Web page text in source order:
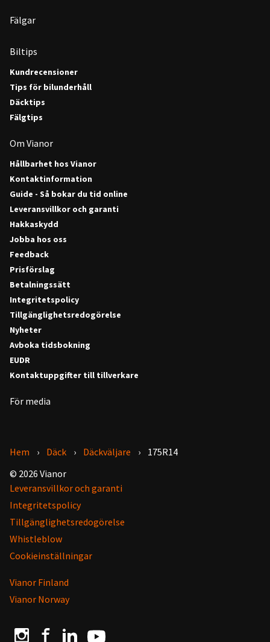
Fälgar
Biltips
Kundrecensioner
Tips för bilunderhåll
Däcktips
Fälgtips
Om Vianor
Hållbarhet hos Vianor
Kontaktinformation
Guide - Så bokar du tid online
Leveransvillkor och garanti
Hakkaskydd
Jobba hos oss
Feedback
Prisförslag
Betalningssätt
Integritetspolicy
Tillgänglighetsredogörelse
Nyheter
Avboka tidsbokning
EUDR
Kontaktuppgifter till tillverkare
För media
Hem Däck Däckväljare
175R14
© 2026 Vianor
Leveransvillkor och garanti
Integritetspolicy
Tillgänglighetsredogörelse
Whistleblow
Cookieinställningar
Vianor Finland
Vianor Norway